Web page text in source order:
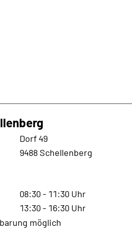
Dorf 49
9488 Schellenberg
08:30- 11:30 Uhr
13:30- 16:30 Uhr
möglich